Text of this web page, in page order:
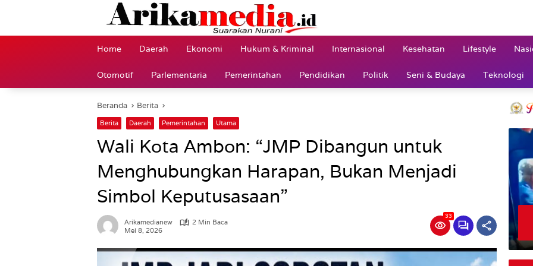
Home Daerah Ekonomi Hukum & Kriminal Internasional Kesehatan Lifestyle
Otomotif Parlementaria Pemerintahan Pendidikan Politik Seni & Budaya Teknologi
Beranda Berita
Berita Daerah Pemerintahan Utama
Wali Kota Ambon: “JMP Dibangun untuk
Menghubungkan Harapan, Bukan Menjadi
Simbol Keputusasaan”
Arikamedianew
2 Min Baca
Mei 8, 2026
33